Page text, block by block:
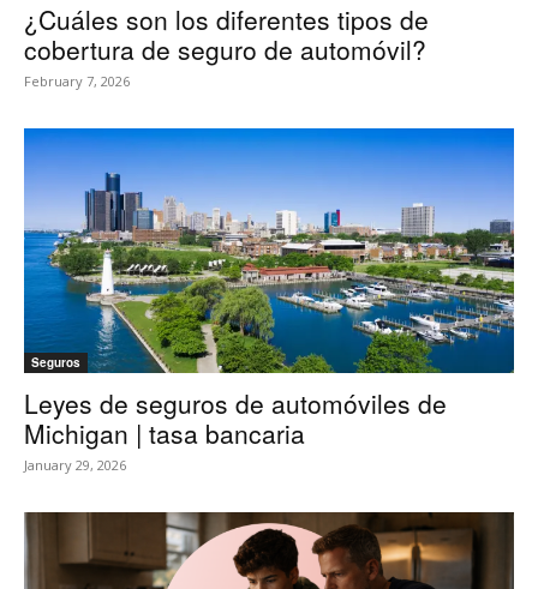
¿Cuáles son los diferentes tipos de
cobertura de seguro de automóvil?
February 7, 2026
Seguros
Leyes de seguros de automóviles de
Michigan | tasa bancaria
January 29, 2026